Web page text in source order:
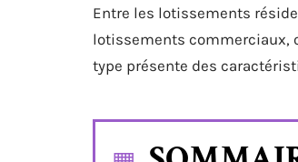
Entre les lotissements
lotissements commerciaux,
type présente des